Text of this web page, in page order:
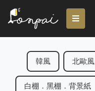
韓風 北歐風
白棚．黑棚．背景紙